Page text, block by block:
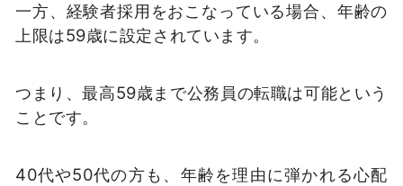
一方、経験者採用をおこなっている場合、年齢の
上限は59歳に設定されています。
つまり、最高59歳まで公務員の転職は可能という
ことです。
40代や50代の方も、年齢を理由に弾かれる心配